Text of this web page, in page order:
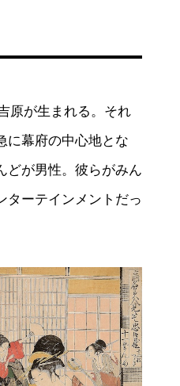
原が生まれる。それ
に幕府の中心地とな
どが男性。彼らがみん
ターテインメントだっ